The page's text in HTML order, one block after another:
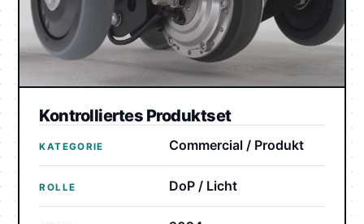
Kontrolliertes Produktset
KATEGORIE Commercial / Produkt
ROLLE DoP / Licht